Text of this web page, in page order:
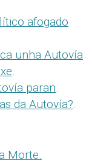
afogado
unha Autovía
.
paran.
da Autovía?.
Morte.